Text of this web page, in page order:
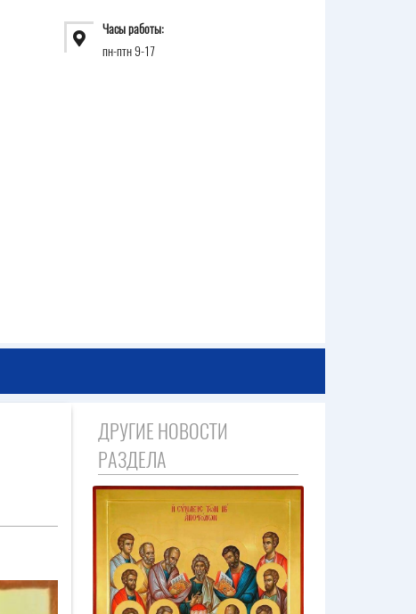
Часы работы:
пн-птн 9-17
ДРУГИЕ НОВОСТИ
РАЗДЕЛА